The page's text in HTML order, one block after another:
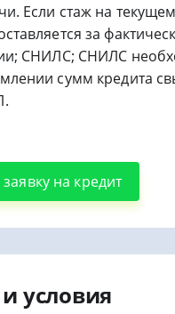
Если стаж на
за
СНИЛС; СНИЛС
сумм кредита
на кредит
условия